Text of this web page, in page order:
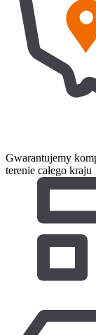
Gwarantujemy
terenie całego kraju